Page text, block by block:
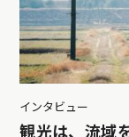
インタビュー
観光は、流域